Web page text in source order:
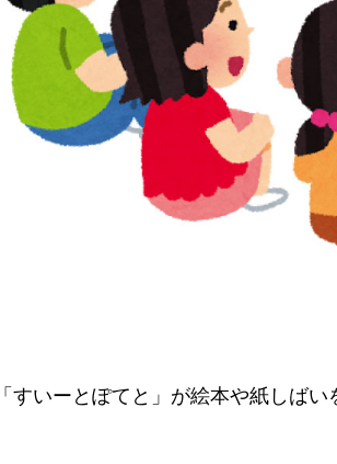
すいーとぽてと」が絵本や紙しばい